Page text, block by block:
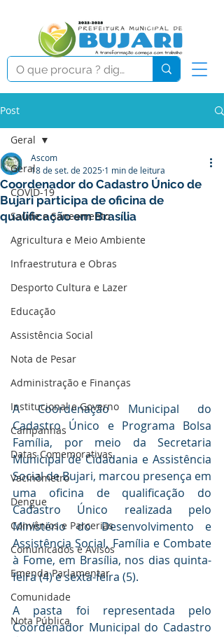
Post
Geral
COVID-19
Saúde e Saneamento
Agricultura e Meio Ambiente
Infraestrutura e Obras
Desporto Cultura e Lazer
Educação
Assistência Social
Nota de Pesar
Administração e Finanças
Institucional e Governo
Campanhas
Datas Comemorativas
Vacinômetro
Dengue
Convênios e Parcerias
Comunicados e Avisos
Emenda Parlamentar
Comunidade
Nota Pública
Geral
Coordenador do Cadastro Único de
Bujari participa de oficina de
qualificação em Brasília
Ascom
18 de set. de 2025 1 min de leitura
A Coordenação Municipal do
Cadastro Único e Programa Bolsa
Família, por meio da Secretaria
Municipal de Cidadania e Assistência
Social de Bujari, marcou presença em
uma oficina de qualificação do
Cadastro Único realizada pelo
Ministério do Desenvolvimento e
Assistência Social, Família e Combate
à Fome, em Brasília, nos dias quinta-
feira (4) e sexta-feira (5).
A pasta foi representada pelo
Coordenador Municipal do Cadastro